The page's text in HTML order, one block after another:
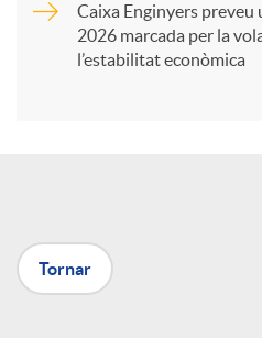
X
Caixa Enginyers preveu
2026 marcada per la
l’estabilitat econòmica
Tornar